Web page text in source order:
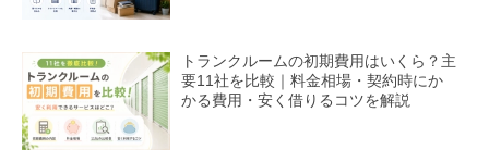
トランクルームの初期費用はいくら？主
要11社を比較｜料金相場・契約時にか
かる費用・安く借りるコツを解説